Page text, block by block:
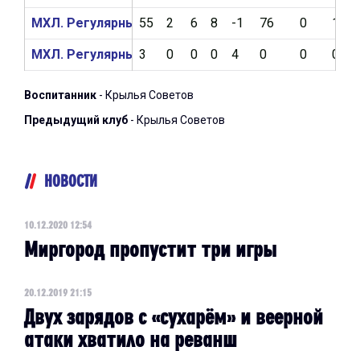
55 2 6 8 -1 76 0 1
3 0 0 0 4 0 0 0
МХЛ. Регулярный чемпионат 2019/2020
МХЛ. Регулярный чемпионат 2018/2019
Воспитанник - Крылья Советов
Предыдущий клуб - Крылья Советов
НОВОСТИ
10.12.2020 12:54
Миргород пропустит три игры
20.12.2019 21:15
Двух зарядов с «сухарём» и веерной
атаки хватило на реванш